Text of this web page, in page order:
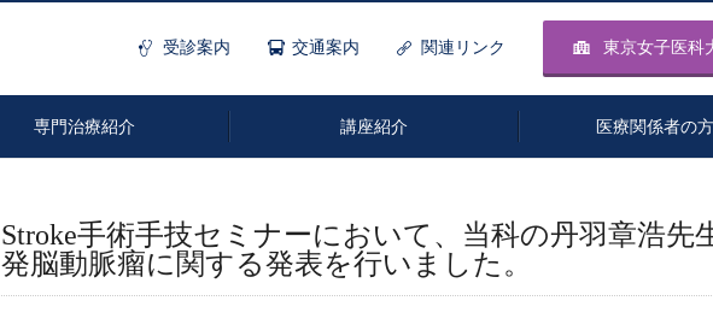
受診案内 交通案内 関連リンク 東京女子医科
専門治療紹介 講座紹介 医療関係者の
Stroke手術手技セミナーにおいて、当科の丹羽章浩先
発脳動脈瘤に関する発表を行いました。